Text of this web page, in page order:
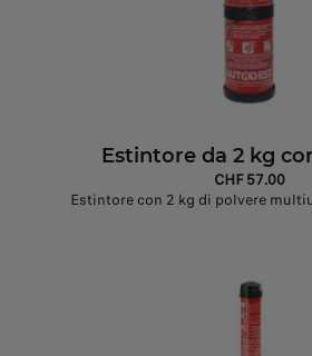
Estintore da 2 kg
CHF 57.00
Estintore con 2 kg di polvere